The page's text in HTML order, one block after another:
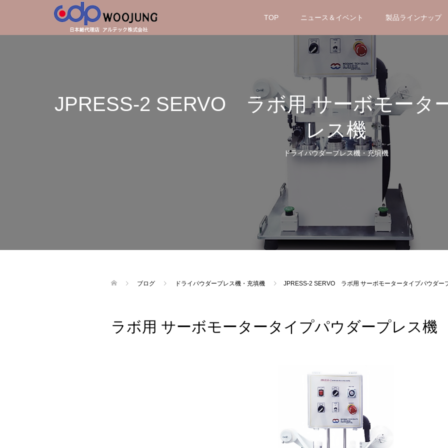
TOP ニュース＆イベント 製品ラインナップ
JPRESS-2 SERVO ラボ用 サーボモータ
レス機
ドライパウダープレス機・充填機
ブログ ドライパウダープレス機・充填機 JPRESS-2 SERVO ラボ用 サーボモータータイプパウダー
ラボ用 サーボモータータイプパウダープレス機